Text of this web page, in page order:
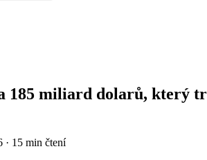
miliard dolarů, který
· 15 min čtení